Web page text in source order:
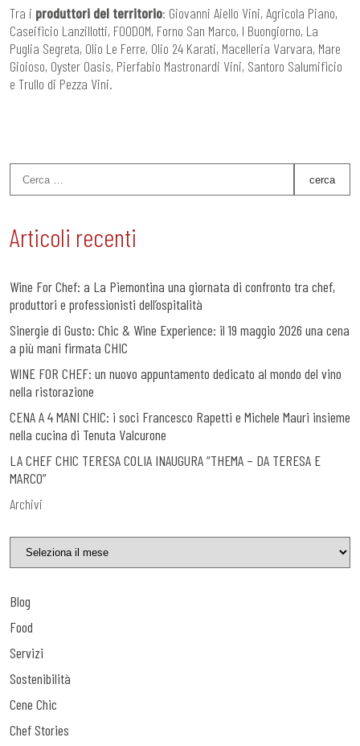
Tra i produttori del territorio: Giovanni Aiello Vini, Agricola Piano,
Caseificio Lanzillotti, FOODOM, Forno San Marco, I Buongiorno, La
Puglia Segreta, Olio Le Ferre, Olio 24 Karati, Macelleria Varvara, Mare
Gioioso, Oyster Oasis, Pierfabio Mastronardi Vini, Santoro Salumificio
e Trullo di Pezza Vini.
Articoli recenti
Wine For Chef: a La Piemontina una giornata di confronto tra chef,
produttori e professionisti dell’ospitalità
Sinergie di Gusto: Chic & Wine Experience: il 19 maggio 2026 una cena
a più mani firmata CHIC
WINE FOR CHEF: un nuovo appuntamento dedicato al mondo del vino
nella ristorazione
CENA A 4 MANI CHIC: i soci Francesco Rapetti e Michele Mauri insieme
nella cucina di Tenuta Valcurone
LA CHEF CHIC TERESA COLIA INAUGURA “THEMA – DA TERESA E
MARCO”
Archivi
Blog
Food
Servizi
Sostenibilità
Cene Chic
Chef Stories